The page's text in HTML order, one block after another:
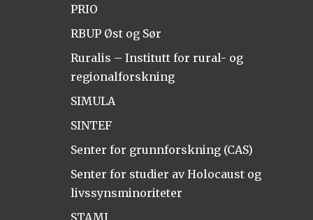
PRIO
RBUP Øst og Sør
Ruralis – Institutt for rural- og
regionalforskning
SIMULA
SINTEF
Senter for grunnforskning (CAS)
Senter for studier av Holocaust og
livssynsminoriteter
STAMI